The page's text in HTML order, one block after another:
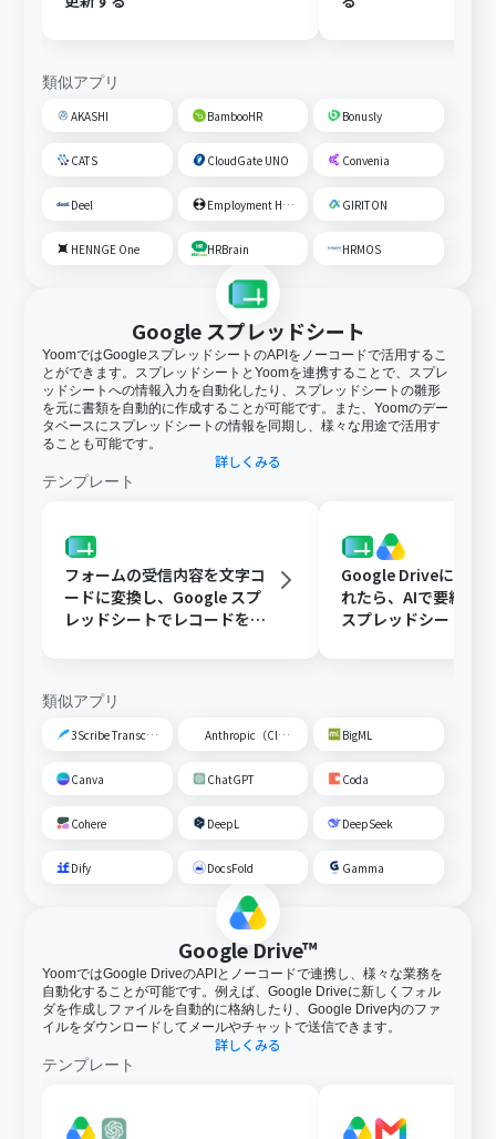
類似アプリ
AKASHI BambooHR Bonusly
CATS CloudGate UNO Convenia
Deel Employment Hero GIRITON
HENNGE One HRBrain HRMOS
Google スプレッドシート
YoomではGoogleスプレッドシートのAPIをノーコードで活用するこ
とができます。スプレッドシートとYoomを連携することで、スプレ
ッドシートへの情報入力を自動化したり、スプレッドシートの雛形
を元に書類を自動的に作成することが可能です。また、Yoomのデー
タベースにスプレッドシートの情報を同期し、様々な用途で活用す
ることも可能です。
詳しくみる
テンプレート
フォームの受信内容を文字コ
ードに変換し、Google スプ
レッドシートでレコードを追
Google Driveに文書
れたら、AIで要約し
スプレッドシートの
類似アプリ
3Scribe Transcription Anthropic（Claude） BigML
Canva ChatGPT Coda
Cohere DeepL DeepSeek
Dify DocsFold Gamma
Google Drive™
YoomではGoogle DriveのAPIとノーコードで連携し、様々な業務を
自動化することが可能です。例えば、Google Driveに新しくフォル
ダを作成しファイルを自動的に格納したり、Google Drive内のファ
イルをダウンロードしてメールやチャットで送信できます。
詳しくみる
テンプレート